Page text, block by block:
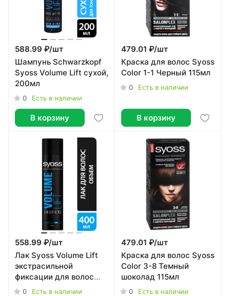
588.99 ₽/шт
Шампунь Schwarzkopf
Syoss Volume Lift сухой,
200мл
0 Есть в наличии
В корзину
479.01 ₽/шт
Краска для волос Syoss
Color 1-1 Черный 115мл
0 Есть в наличии
В корзину
558.99 ₽/шт
Лак Syoss Volume Lift
экстрасильной
фиксации для волос
400мл
0 Есть в наличии
479.01 ₽/шт
Краска для волос Syoss
Color 3-8 Темный
шоколад 115мл
0 Есть в наличии